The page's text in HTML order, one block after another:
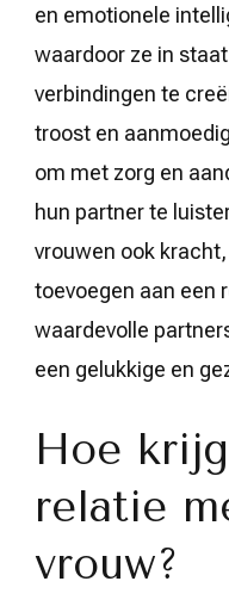
en emotionele
waardoor ze in
verbindingen te
troost en
om met zorg en
hun partner te
vrouwen ook
toevoegen aan een
waardevolle
een gelukkige en
Hoe
relatie
vrouw?